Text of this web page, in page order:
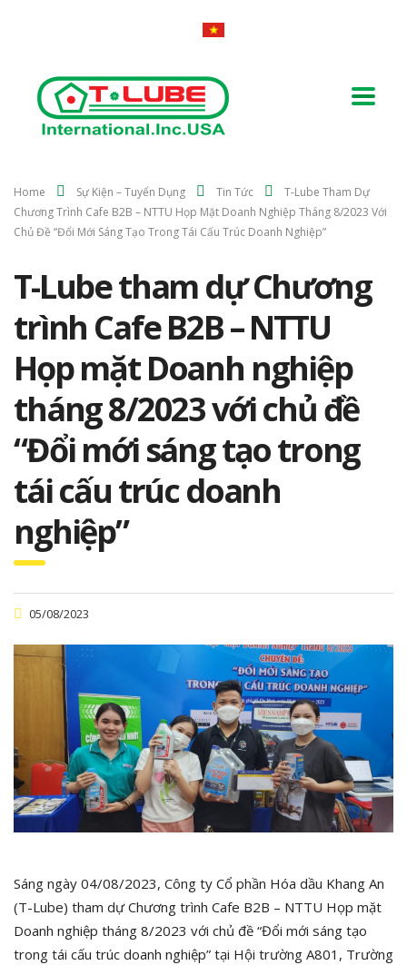
Home Sự Kiện – Tuyển Dụng Tin Tức
T-Lube Tham Dự
Chương Trình Cafe B2B – NTTU Họp Mặt Doanh Nghiệp Tháng 8/2023 Với
Chủ Đề “Đổi Mới Sáng Tạo Trong Tái Cấu Trúc Doanh Nghiệp”
T-Lube tham dự Chương
trình Cafe B2B – NTTU
Họp mặt Doanh nghiệp
tháng 8/2023 với chủ đề
“Đổi mới sáng tạo trong
tái cấu trúc doanh
nghiệp”
05/08/2023
Sáng ngày 04/08/2023, Công ty Cổ phần Hóa dầu Khang An
(T-Lube) tham dự Chương trình Cafe B2B – NTTU Họp mặt
Doanh nghiệp tháng 8/2023 với chủ đề “Đổi mới sáng tạo
trong tái cấu trúc doanh nghiệp” tại Hội trường A801, Trường